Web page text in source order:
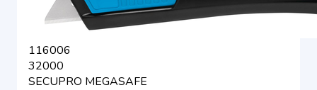
116006
32000
SECUPRO MEGASAFE